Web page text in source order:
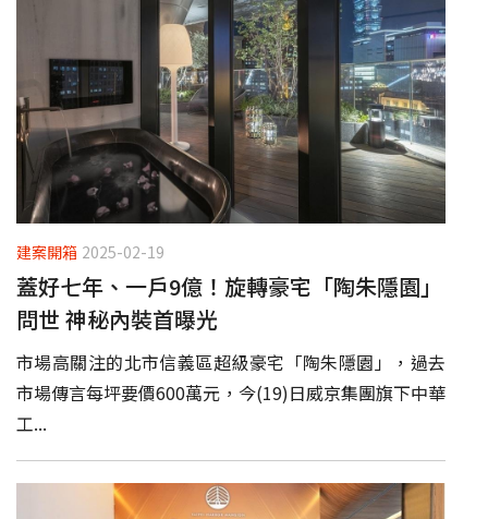
建案開箱 2025-02-19
蓋好七年、一戶9億！旋轉豪宅「陶朱隱園」
問世 神秘內裝首曝光
市場高關注的北市信義區超級豪宅「陶朱隱園」，過去
市場傳言每坪要價600萬元，今(19)日威京集團旗下中華
工...